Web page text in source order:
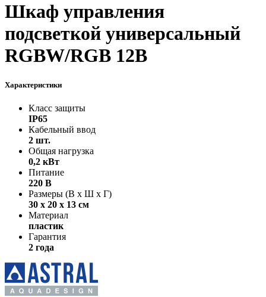
Шкаф управления
подсветкой универсальный
RGBW/RGB 12В
Характеристики
Класс защиты
IP65
Кабельный ввод
2 шт.
Общая нагрузка
0,2 кВт
Питание
220 В
Размеры (В х Ш х Г)
30 х 20 х 13 см
Материал
пластик
Гарантия
2 года